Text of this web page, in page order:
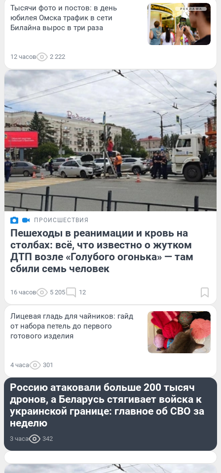
Тысячи фото и постов: в день
юбилея Омска трафик в сети
Билайна вырос в три раза
12 часов 2 222
ПРОИСШЕСТВИЯ
Пешеходы в реанимации и кровь на
столбах: всё, что известно о жутком
ДТП возле «Голубого огонька» — там
сбили семь человек
16 часов 5 205 12
Лицевая гладь для чайников: гайд
от набора петель до первого
готового изделия
4 часа 301
ПОЛИТИКА
Россию атаковали больше 200 тысяч
дронов, а Беларусь стягивает войска к
украинской границе: главное об СВО за
неделю
3 часа 342